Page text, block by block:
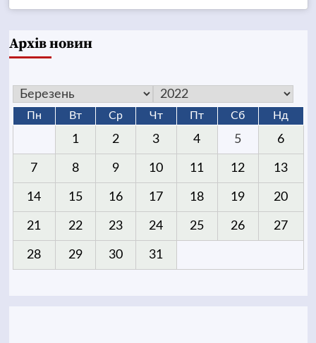
Архів новин
Пн Вт Ср Чт Пт Сб Нд
1 2 3 4 5 6
7 8 9 10 11 12 13
14 15 16 17 18 19 20
21 22 23 24 25 26 27
28 29 30 31